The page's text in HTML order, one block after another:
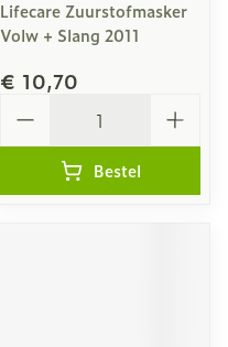
Lifecare Zuurstofmasker
Volw + Slang 2011
€ 10,70
Bestel